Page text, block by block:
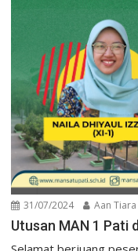
31/07/2024 Aan Tiara
Utusan MAN 1 Pati